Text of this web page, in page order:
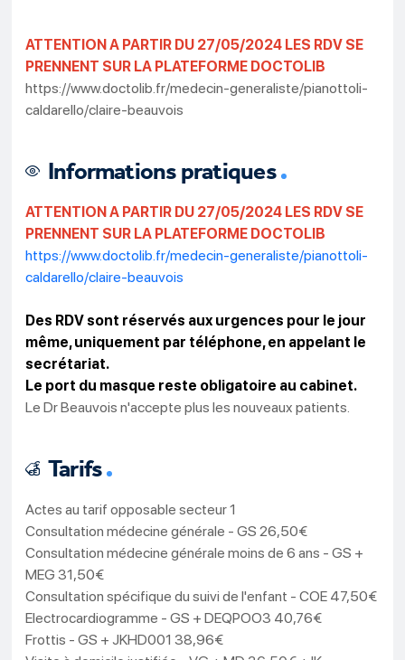
ATTENTION A PARTIR DU 27/05/2024 LES RDV SE
PRENNENT SUR LA PLATEFORME DOCTOLIB
https://www.doctolib.fr/medecin-generaliste/pianottoli-
caldarello/claire-beauvois
Informations pratiques
ATTENTION A PARTIR DU 27/05/2024 LES RDV SE
PRENNENT SUR LA PLATEFORME DOCTOLIB
https://www.doctolib.fr/medecin-generaliste/pianottoli-
caldarello/claire-beauvois
Des RDV sont réservés aux urgences pour le jour
même, uniquement par téléphone, en appelant le
secrétariat.
Le port du masque reste obligatoire au cabinet.
Le Dr Beauvois n'accepte plus les nouveaux patients.
Tarifs
Actes au tarif opposable secteur 1
Consultation médecine générale - GS 26,50€
Consultation médecine générale moins de 6 ans - GS +
MEG 31,50€
Consultation spécifique du suivi de l'enfant - COE 47,50€
Electrocardiogramme - GS + DEQPOO3 40,76€
Frottis - GS + JKHD001 38,96€